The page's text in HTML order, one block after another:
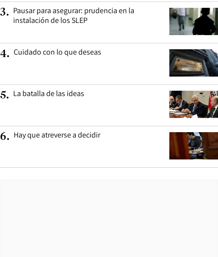
3. Pausar para asegurar: prudencia en la
instalación de los SLEP
4. Cuidado con lo que deseas
5. La batalla de las ideas
6. Hay que atreverse a decidir